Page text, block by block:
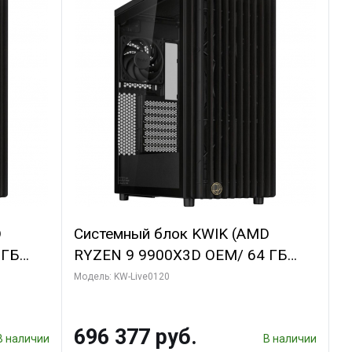
наличии
Системный блок KWIK (AMD
RYZEN 9 9900X3D OEM/ 64 ГБ
ОЗУ/ Afox RTX4090 24GB GDDR6X
Модель: KW-Live0120
696 377 руб. В наличии